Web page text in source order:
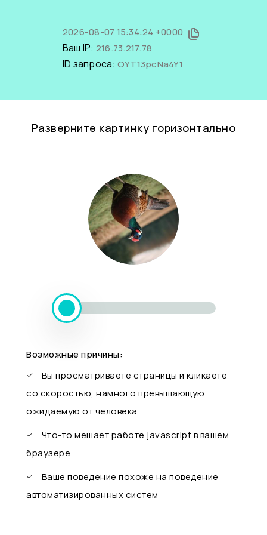
2026-08-07 15:34:24 +0000
Ваш IP: 216.73.217.78
ID запроса: OYT13pcNa4Y1
Разверните картинку горизонтально
Возможные причины:
Вы просматриваете страницы и кликаете
со скоростью, намного превышающую
ожидаемую от человека
Что-то мешает работе javascript в вашем
браузере
Ваше поведение похоже на поведение
автоматизированных систем